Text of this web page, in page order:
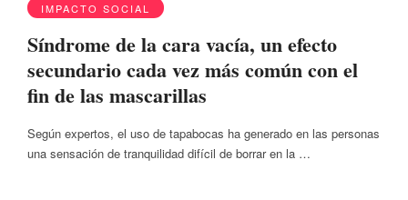
IMPACTO SOCIAL
Síndrome de la cara vacía, un efecto
secundario cada vez más común con el
fin de las mascarillas
Según expertos, el uso de tapabocas ha generado en las personas
una sensación de tranquilidad difícil de borrar en la …